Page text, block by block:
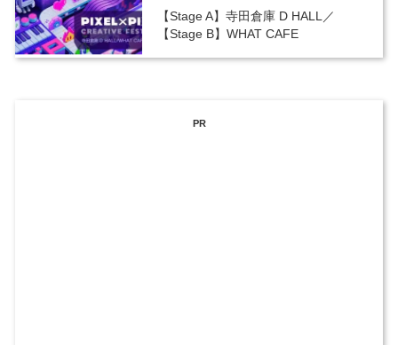
【Stage A】寺田倉庫 D HALL／
【Stage B】WHAT CAFE
PR